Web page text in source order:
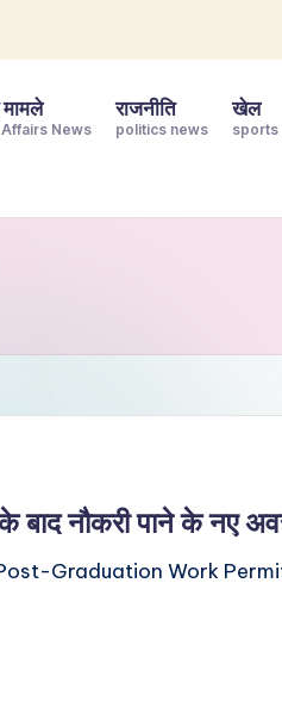
मामले
News
राजनीति
politics news
खेल
sports
नौकरी पाने के नए
है Post-Graduation Work